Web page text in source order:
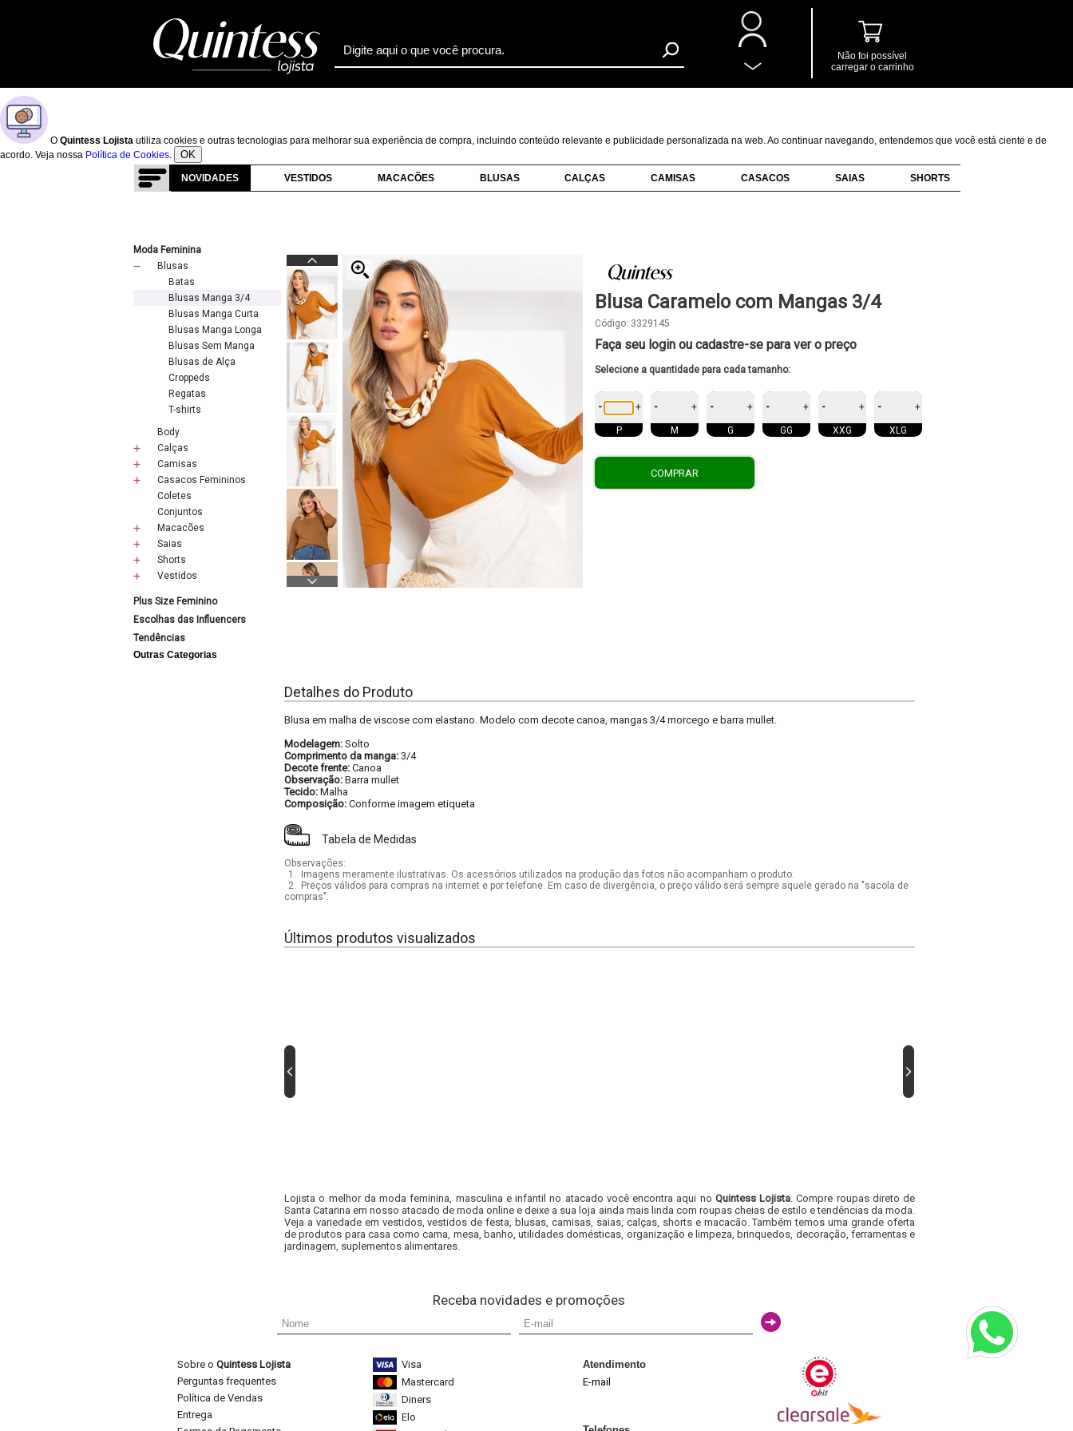
Não foi possível
carregar o carrinho
O Quintess Lojista utiliza cookies e outras tecnologias para melhorar sua experiência de compra, incluindo conteúdo relevante e publicidade personalizada na web. Ao continuar navegando, entendemos que você está ciente e de
acordo. Veja nossa Política de Cookies. OK
NOVIDADES VESTIDOS MACACÕES BLUSAS CALÇAS CAMISAS CASACOS SAIAS SHORTS
Moda Feminina
Blusas
Batas
Blusas Manga 3/4
Blusas Manga Curta
Blusas Manga Longa
Blusas Sem Manga
Blusas de Alça
Croppeds
Regatas
T-shirts
Body
Calças
Camisas
Casacos Femininos
Coletes
Conjuntos
Macacões
Saias
Shorts
Vestidos
Plus Size Feminino
Escolhas das Influencers
Tendências
Outras Categorias
Blusa Caramelo com Mangas 3/4
Código: 3329145
Faça seu login ou cadastre-se para ver o preço
Selecione a quantidade para cada tamanho:
- +
P
- +
M
- +
G
- +
GG
- +
XXG
- +
XLG
COMPRAR
Detalhes do Produto
Blusa em malha de viscose com elastano. Modelo com decote canoa, mangas 3/4 morcego e barra mullet.
Modelagem: Solto
Comprimento da manga: 3/4
Decote frente: Canoa
Observação: Barra mullet
Tecido: Malha
Composição: Conforme imagem etiqueta
Tabela de Medidas
Observações:
1.
Imagens meramente ilustrativas. Os acessórios utilizados na produção das fotos não acompanham o produto.
2.
Preços válidos para compras na internet e por telefone. Em caso de divergência, o preço válido será sempre aquele gerado na "sacola de
compras".
Últimos produtos visualizados
Lojista o melhor da moda feminina, masculina e infantil no atacado você encontra aqui no Quintess Lojista. Compre roupas direto de
Santa Catarina em nosso atacado de moda online e deixe a sua loja ainda mais linda com roupas cheias de estilo e tendências da moda.
Veja a variedade em vestidos, vestidos de festa, blusas, camisas, saias, calças, shorts e macacão. Também temos uma grande oferta
de produtos para casa como cama, mesa, banho, utilidades domésticas, organização e limpeza, brinquedos, decoração, ferramentas e
jardinagem, suplementos alimentares.
Receba novidades e promoções
Sobre o Quintess Lojista
Perguntas frequentes
Política de Vendas
Entrega
Visa
Mastercard
Diners
Elo
Atendimento
E-mail